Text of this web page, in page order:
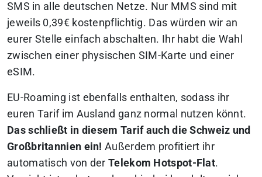
SMS in alle deutschen Netze. Nur MMS sind mit
jeweils 0,39€ kostenpflichtig. Das würden wir an
eurer Stelle einfach abschalten. Ihr habt die Wahl
zwischen einer physischen SIM-Karte und einer
eSIM.
EU-Roaming ist ebenfalls enthalten, sodass ihr
euren Tarif im Ausland ganz normal nutzen könnt.
Das schließt in diesem Tarif auch die Schweiz und
Großbritannien ein! Außerdem profitiert ihr
automatisch von derTelekom Hotspot-Flat.